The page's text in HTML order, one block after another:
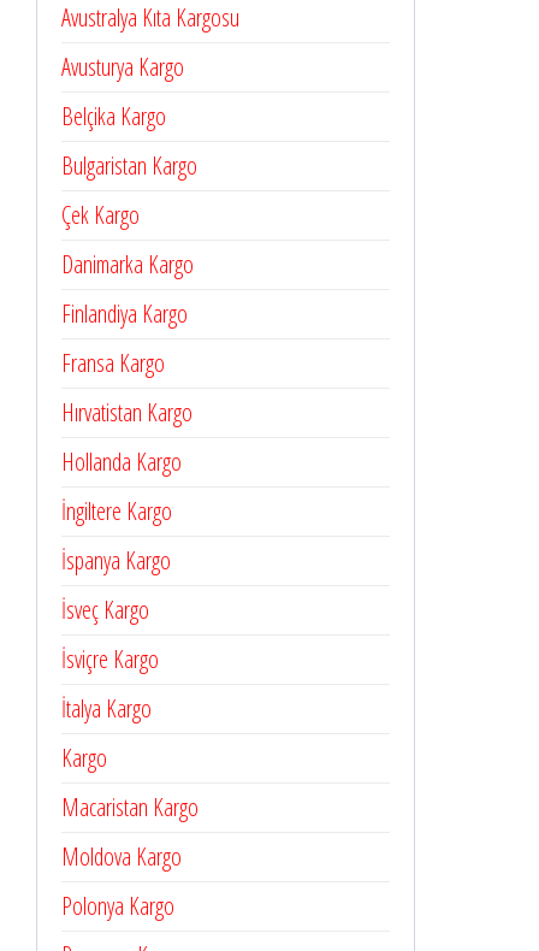
Avustralya Kıta Kargosu
Avusturya Kargo
Belçika Kargo
Bulgaristan Kargo
Çek Kargo
Danimarka Kargo
Finlandiya Kargo
Fransa Kargo
Hırvatistan Kargo
Hollanda Kargo
İngiltere Kargo
İspanya Kargo
İsveç Kargo
İsviçre Kargo
İtalya Kargo
Kargo
Macaristan Kargo
Moldova Kargo
Polonya Kargo